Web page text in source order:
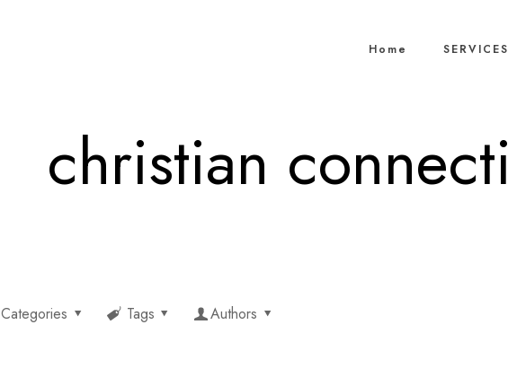
Home SERVICES
christian
Categories Tags Authors